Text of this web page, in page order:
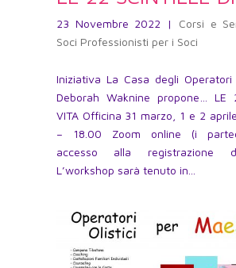
23 Novembre 2022 | Corsi e
Soci Professionisti per i Soci
Iniziativa La Casa degli Operatori
Deborah Waknine propone… LE
VITA Officina 31 marzo, 1 e 2
– 18.00 Zoom online (i
accesso alla registrazione
L’workshop sarà tenuto in...